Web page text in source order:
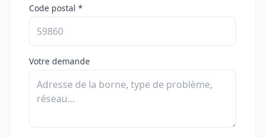
Code postal *
Votre demande